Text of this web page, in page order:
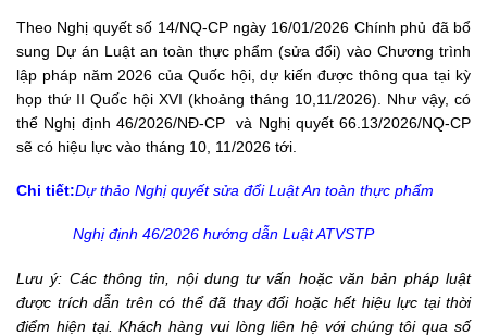
Theo Nghị quyết số 14/NQ-CPngày 16/01/2026 Chính phủ đã bổ
sung Dự án Luật an toàn thực phẩm (sửa đổi) vào Chương trình
lập pháp năm 2026 của Quốc hội, dự kiến được thông qua tại kỳ
họp thứ II Quốc hội XVI (khoảng tháng 10,11/2026). Như vậy, có
thể Nghị định 46/2026/NĐ-CPvà Nghị quyết 66.13/2026/NQ-CP
sẽ có hiệu lực vào tháng 10, 11/2026 tới.
Chi tiết:Dự thảo Nghị quyết sửa đổi Luật An toàn thực phẩm
Nghị định 46/2026 hướng dẫn Luật ATVSTP
Lưu ý: Các thông tin,
nội dung tư vấn hoặc văn bản pháp luật
được trích dẫn trên có thể đã thay đổi hoặc hết hiệu lực tại thời
điểm hiện tại. Khách hàng vui lòng liên hệ với chúng tôi qua số